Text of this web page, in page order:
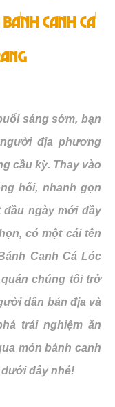
Canh Cá
sáng sớm, bạn
địa phương
cầu kỳ. Thay vào
hổi, nhanh gọn
ngày mới đầy
có một cái tên
Canh Cá Lóc
chúng tôi trở
dân bản địa và
trải nghiệm ăn
món bánh canh
đây nhé!